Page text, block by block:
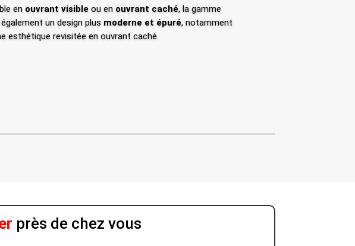
en ouvrant visible ou en ouvrant caché, la gamme
un design plusmoderne et épuré, notamment
esthétique revisitée en ouvrant caché.
près de chez vous